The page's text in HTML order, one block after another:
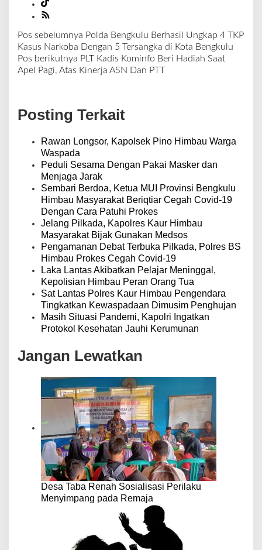
N
a
v
a
s
Pos sebelumnya Polda Bengkulu Berhasil Ungkap 4 TKP
Kasus Narkoba Dengan 5 Tersangka di Kota Bengkulu
Pos berikutnya PLT Kadis Kominfo Beri Hadiah Saat
Apel Pagi, Atas Kinerja ASN Dan PTT
Posting Terkait
Rawan Longsor, Kapolsek Pino Himbau Warga
Waspada
Peduli Sesama Dengan Pakai Masker dan
Menjaga Jarak
Sembari Berdoa, Ketua MUI Provinsi Bengkulu
Himbau Masyarakat Beriqtiar Cegah Covid-19
Dengan Cara Patuhi Prokes
Jelang Pilkada, Kapolres Kaur Himbau
Masyarakat Bijak Gunakan Medsos
Pengamanan Debat Terbuka Pilkada, Polres BS
Himbau Prokes Cegah Covid-19
Laka Lantas Akibatkan Pelajar Meninggal,
Kepolisian Himbau Peran Orang Tua
Sat Lantas Polres Kaur Himbau Pengendara
Tingkatkan Kewaspadaan Dimusim Penghujan
Masih Situasi Pandemi, Kapolri Ingatkan
Protokol Kesehatan Jauhi Kerumunan
Jangan Lewatkan
Desa Taba Renah Sosialisasi Perilaku
Menyimpang pada Remaja